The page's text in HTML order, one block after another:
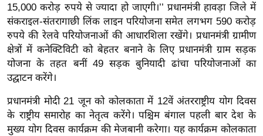
B
r
e
a
k
i
n
g
N
15,000 करोड़ रुपये से ज्यादा हो जाएगी।’’ प्रधानमंत्री हावड़ा जिले में
संकराइल-संतरागाछी लिंक लाइन परियोजना समेत लगभग 590 करोड़
रुपये की रेलवे परियोजनाओं की आधारशिला रखेंगे। प्रधानमंत्री ग्रामीण
क्षेत्रों में कनेक्टिविटी को बेहतर बनाने के लिए प्रधानमंत्री ग्राम सड़क
योजना के तहत बनीं 49 सड़क बुनियादी ढांचा परियोजनाओं का
उद्घाटन करेंगे।
प्रधानमंत्री मोदी 21 जून को कोलकाता में 12वें अंतरराष्ट्रीय योग दिवस
के राष्ट्रीय समारोह का नेतृत्व करेंगे। पश्चिम बंगाल पहली बार देश के
मुख्य योग दिवस कार्यक्रम की मेजबानी करेगा। यह कार्यक्रम कोलकाता